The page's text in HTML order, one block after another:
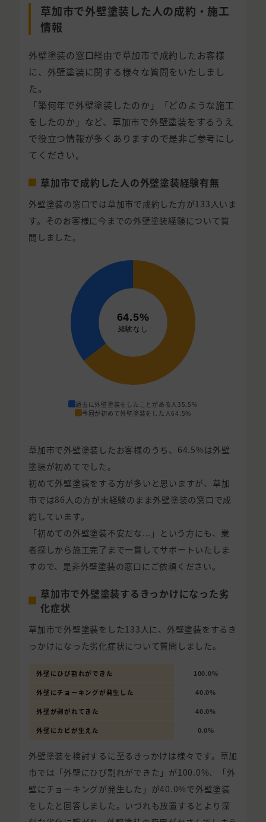
草加市で外壁塗装した人の成約・施工
情報
外壁塗装の窓口経由で草加市で成約したお客様
に、外壁塗装に関する様々な質問をいたしまし
た。
「築何年で外壁塗装したのか」「どのような施工
をしたのか」など、草加市で外壁塗装をするうえ
で役立つ情報が多くありますので是非ご参考にし
てください。
草加市で成約した人の外壁塗装経験有無
外壁塗装の窓口では草加市で成約した方が133人いま
す。そのお客様に今までの外壁塗装経験について質
問しました。
過去に外壁塗装をしたことがある人 35.5%
今回が初めて外壁塗装をした人64.5%
草加市で外壁塗装したお客様のうち、64.5%は外壁
塗装が初めてでした。
初めて外壁塗装をする方が多いと思いますが、草加
市では86人の方が未経験のまま外壁塗装の窓口で成
約しています。
「初めての外壁塗装不安だな...」という方にも、業
者探しから施工完了まで一貫してサポートいたしま
すので、是非外壁塗装の窓口にご依頼ください。
草加市で外壁塗装するきっかけになった劣
化症状
草加市で外壁塗装をした133人に、外壁塗装をするき
っかけになった劣化症状について質問しました。
外壁にひび割れができた 100.0%
外壁にチョーキングが発生した 40.0%
外壁が剥がれてきた 40.0%
外壁にカビが生えた 0.0%
外壁塗装を検討するに至るきっかけは様々です。草加
市では「外壁にひび割れができた」が100.0%、「外
壁にチョーキングが発生した」が40.0%で外壁塗装
をしたと回答しました。いづれも放置するとより深